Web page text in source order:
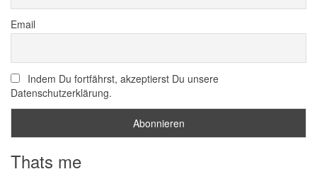
Email
Indem Du fortfährst, akzeptierst Du unsere
Datenschutzerklärung.
Thats me